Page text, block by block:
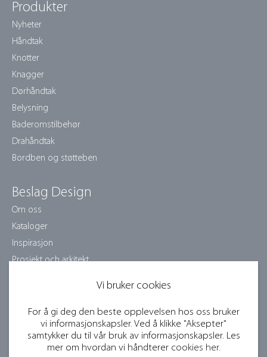
Vi bruker cookies
For å gi deg den beste opplevelsen hos oss bruker
vi informasjonskapsler. Ved å klikke "Aksepter"
samtykker du til vår bruk av informasjonskapsler. Les
mer om hvordan vi håndterer cookies her.
Produkter
Nyheter
Håndtak
Knotter
Knagger
Dørhåndtak
Belysning
Baderomstilbehør
Drahåndtak
Bordben og støtteben
Beslag Design
Om oss
Kataloger
Inspirasjon
Prosjekt och arkitekt
Samarbeidspartnere
Bildebank og presse
Bli forhandler